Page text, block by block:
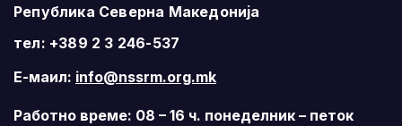
Република Северна Македонија
тел: +389 2 3 246-537
Е-маил: info@nssrm.org.mk
Работно време: 08 – 16 ч. понеделник – петок